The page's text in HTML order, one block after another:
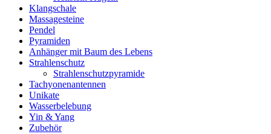
Klangschale
Massagesteine
Pendel
Pyramiden
Anhänger mit Baum des Lebens
Strahlenschutz
Strahlenschutzpyramide
Tachyonenantennen
Unikate
Wasserbelebung
Yin & Yang
Zubehör